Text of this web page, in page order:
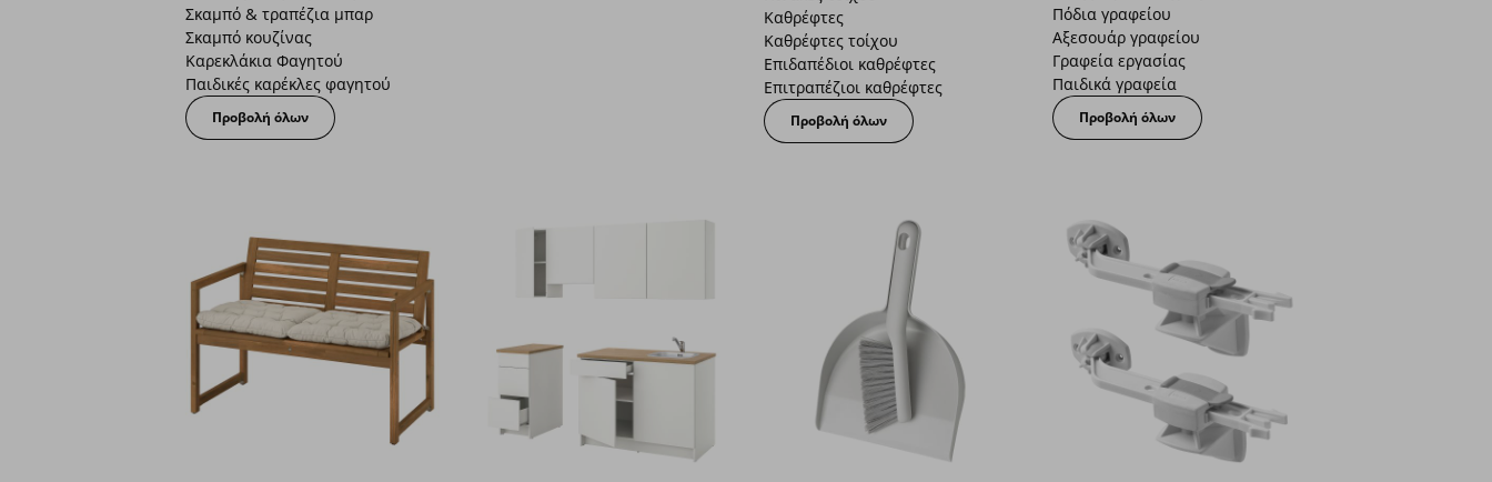
Σκαμπό & τραπέζια μπαρ
Σκαμπό κουζίνας
Καρεκλάκια Φαγητού
Παιδικές καρέκλες φαγητού
Προβολή όλων
Καθρέφτες
Καθρέφτες τοίχου
Επιδαπέδιοι καθρέφτες
Επιτραπέζιοι καθρέφτες
Προβολή όλων
Πόδια γραφείου
Αξεσουάρ γραφείου
Γραφεία εργασίας
Παιδικά γραφεία
Προβολή όλων